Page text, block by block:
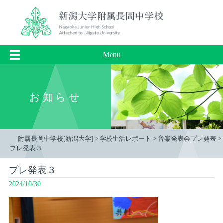
Menu
お知らせ
附属長岡中学校[新潟大学] > 学校生活レポート > 音楽発表会プレ発表 >
プレ発表３
プレ発表３
2024/10/30